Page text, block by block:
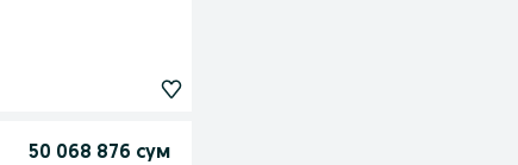
50 068 876 сум